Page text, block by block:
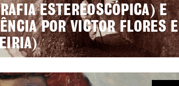
ESTEREOSCÓPICA) E
POR VICTOR FLORES E